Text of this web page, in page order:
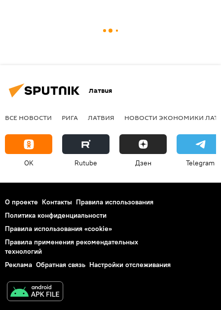
Латвия
ВСЕ НОВОСТИ РИГА ЛАТВИЯ НОВОСТИ ЭКОНОМИКИ
OK Rutube Дзен Telegram
О проекте Контакты Правила использования
Политика конфиденциальности
Правила использования «cookie»
Правила применения рекомендательных
технологий
Реклама Обратная связь Настройки отслеживания